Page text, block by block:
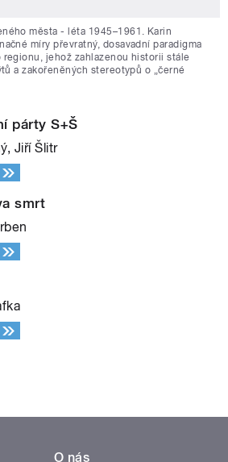
města - léta 1945–1961. Karin
míry převratný, dosavadní paradigma
jehož zahlazenou historii stále
a zakořeněných stereotypů o „černé
párty S+Š
Jiří Šlitr
smrt
O nás